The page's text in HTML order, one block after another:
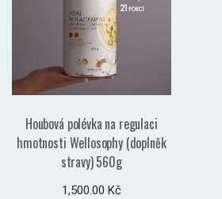
Houbová polévka na regulaci
hmotnosti Wellosophy (doplněk
stravy) 560g
1,500.00 Kč